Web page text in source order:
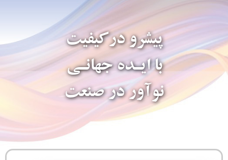
پیشرو درکیفیت
با ایـده جهانـی
نوآور در صنعت